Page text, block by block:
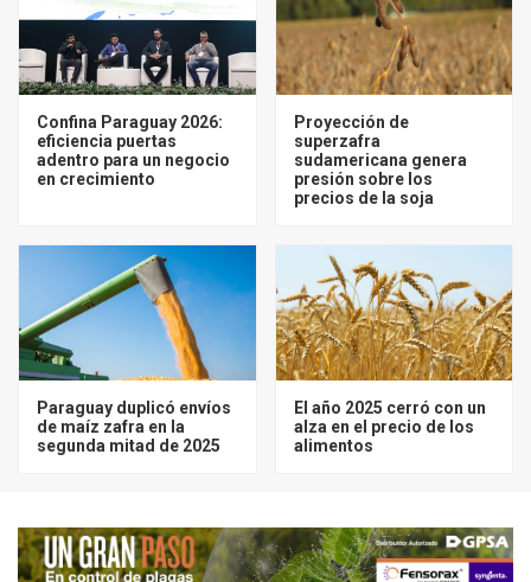
Confina Paraguay 2026:
eficiencia puertas
adentro para un negocio
en crecimiento
Proyección de
superzafra
sudamericana genera
presión sobre los
precios de la soja
Paraguay duplicó envíos
de maíz zafra en la
segunda mitad de 2025
El año 2025 cerró con un
alza en el precio de los
alimentos